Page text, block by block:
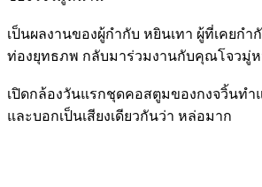
เป็นผลงานของผู้กำกับ หยินเทา ผู้ที่เคยกำ
ท่องยุทธภพ กลับมาร่วมงานกับคุณโจวมู่
เปิดกล้องวันแรกชุดคอสตูมของกงจวิ้นท
และบอกเป็นเสียงเดียวกันว่า หล่อมาก